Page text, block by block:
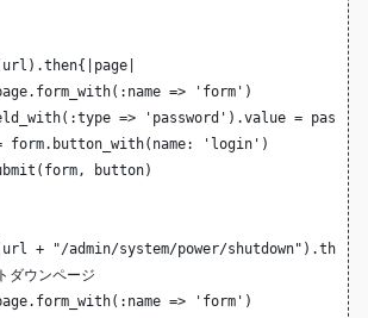
=> 'form')
=> 'password').value =
form.button_with(name: 'login')
button)
+ "/admin/system/power/
ダウンページ
=> 'form')